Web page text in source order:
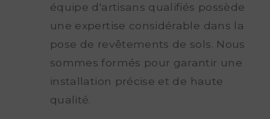
équipe d'artisans qualifiés possède
une expertise considérable dans la
pose de revêtements de sols. Nous
sommes formés pour garantir une
installation précise et de haute
qualité.